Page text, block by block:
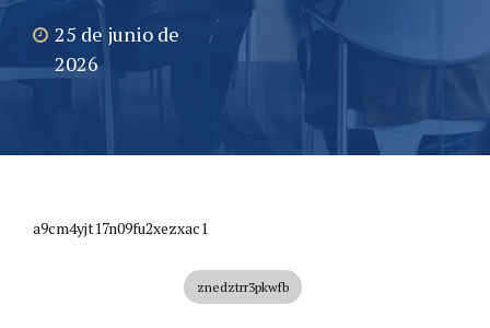
25 de junio de
2026
a9cm4yjt17n09fu2xezxac1
znedztrr3pkwfb